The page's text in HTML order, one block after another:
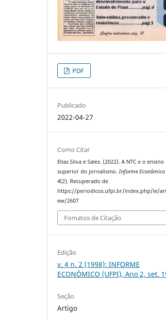
PDF
Publicado
2022-04-27
Como Citar
Elias Silva e Sales. (2022). A NTC e o ensino
superior do jornalismo. Informe Econômico
4(2). Recuperado de
https://periodicos.ufpi.br/index.php/ie/
ew/2607
Fomatos de Citação
Edição
v. 4 n. 2 (1998): INFORME
ECONÔMICO (UFPI), Ano 2, set.
Seção
Artigo